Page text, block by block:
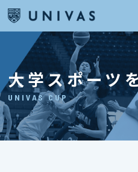
大学スポーツ
UNIVAS CUP